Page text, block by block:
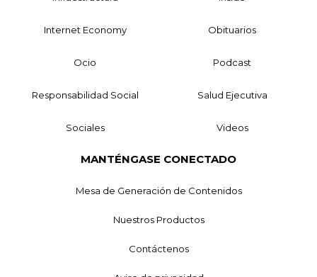
Internet Economy Obituarios
Ocio Podcast
Responsabilidad Social Salud Ejecutiva
Sociales Videos
MANTÉNGASE CONECTADO
Mesa de Generación de Contenidos
Nuestros Productos
Contáctenos